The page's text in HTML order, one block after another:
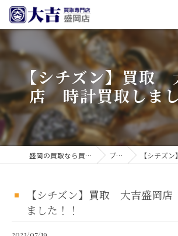
【シチズン】買取
店 時計買取しま
盛岡の買取なら買取大吉 盛岡店 ブログ 【シチズン】買
【シチズン】買取 大吉盛岡
ました！！
2023/07/19